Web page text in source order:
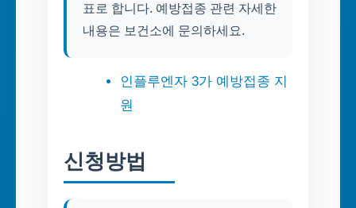
표로 합니다. 예방접종 관련 자세한
내용은 보건소에 문의하세요.
인플루엔자 3가 예방접종 지
원
신청방법